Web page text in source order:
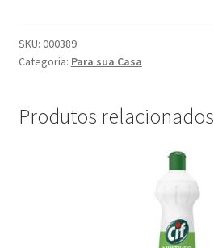
Sabão
Omo
360G
SKU: 000389
Categoria: Para sua Casa
Produtos relacionados